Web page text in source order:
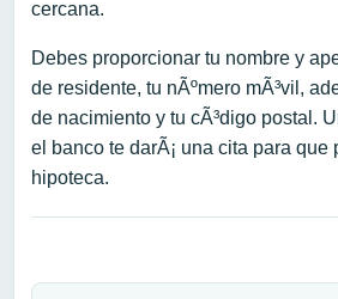
cercana.
Debes proporcionar tu nombre y
de residente, tu nÃºmero mÃ³vil,
de nacimiento y tu cÃ³digo postal.
el banco te darÃ¡ una cita para que
hipoteca.